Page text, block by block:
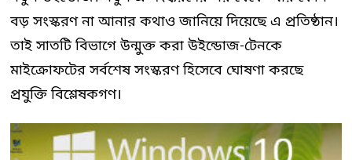
বড় সংস্করণ না আনার কথাও জানিয়ে দিয়েছে এ প্রতিষ্ঠান।
তাই সাতটি বিভাগে উন্মুক্ত করা উইন্ডোজ-টেনকে
মাইক্রোফটের সর্বশেষ সংস্করণ হিসেবে ঘোষণা করছে
প্রযুক্তি বিশ্লেষকগণ।